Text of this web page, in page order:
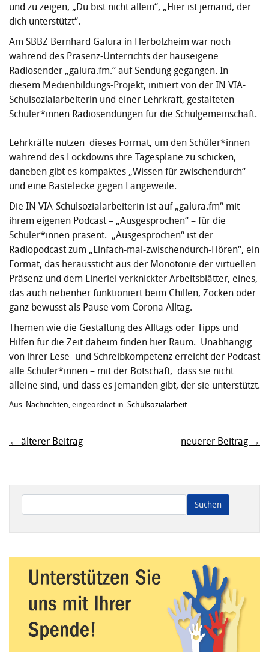
und zu zeigen, „Du bist nicht allein“, „Hier ist jemand, der
dich unterstützt“.
Am SBBZ Bernhard Galura in Herbolzheim war noch
während des Präsenz-Unterrichts der hauseigene
Radiosender „galura.fm.“ auf Sendung gegangen. In
diesem Medienbildungs-Projekt, initiiert von der IN VIA-
Schulsozialarbeiterin und einer Lehrkraft, gestalteten
Schüler*innen Radiosendungen für die Schulgemeinschaft.
Lehrkräfte nutzen dieses Format, um den Schüler*innen
während des Lockdowns ihre Tagespläne zu schicken,
daneben gibt es kompaktes „Wissen für zwischendurch“
und eine Bastelecke gegen Langeweile.
Die IN VIA-Schulsozialarbeiterin ist auf „galura.fm“ mit
ihrem eigenen Podcast – „Ausgesprochen“ – für die
Schüler*innen präsent. „Ausgesprochen“ ist der
Radiopodcast zum „Einfach-mal-zwischendurch-Hören“, ein
Format, das heraussticht aus der Monotonie der virtuellen
Präsenz und dem Einerlei verknickter Arbeitsblätter, eines,
das auch nebenher funktioniert beim Chillen, Zocken oder
ganz bewusst als Pause vom Corona Alltag.
Themen wie die Gestaltung des Alltags oder Tipps und
Hilfen für die Zeit daheim finden hier Raum. Unabhängig
von ihrer Lese- und Schreibkompetenz erreicht der Podcast
alle Schüler*innen – mit der Botschaft, dass sie nicht
alleine sind, und dass es jemanden gibt, der sie unterstützt.
Aus: Nachrichten , eingeordnet in: Schulsozialarbeit
neuerer Beitrag →
← älterer Beitrag